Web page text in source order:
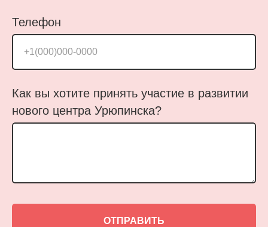
Телефон
+1(000)000-0000
Как вы хотите принять участие в развитии
нового центра Урюпинска?
ОТПРАВИТЬ